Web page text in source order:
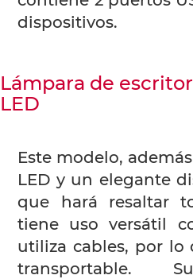
dispositivos.
Lámpara de
LED
Este modelo,
LED y un elegante
que hará resaltar
tiene uso versátil
utiliza cables, por lo
transportable.